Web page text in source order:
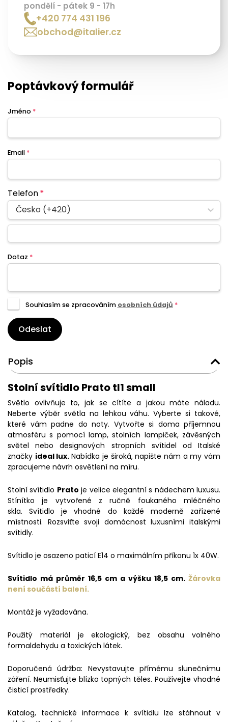
pondělí - pátek 9 - 17h
+420 774 431 196
obchod@italier.cz
Poptávkový formulář
Jméno *
Email *
Telefon*
Česko (+420)
Dotaz *
Souhlasím se zpracováním osobních údajů *
Odeslat
Popis
Stolní svítidlo Prato tl1 small
Světlo ovlivňuje to, jak se cítíte a jakou máte náladu.
Neberte výběr světla na lehkou váhu. Vyberte si takové,
které vám padne do noty. Vytvořte si doma příjemnou
atmosféru s pomocí lamp, stolních lampiček, závěsných
světel nebo designových stropních svítidel od Italské
značky ideal lux.Nabídka je široká, napište nám a my vám
zpracujeme návrh osvětlení na míru.
Stolní svítidlo Prato je velice elegantní s nádechem luxusu.
Stínítko je vytvořené z ručně foukaného mléčného
skla. Svítidlo je vhodné do každé moderně zařízené
místnosti. Rozsviťte svoji domácnost luxusními italskými
svítidly.
Svítidlo je osazeno paticí E14 o maximálním příkonu 1x 40W.
Svítidlo má průměr 16,5 cm a výšku 18,5 cm. Žárovka
není součástí balení.
Montáž je vyžadována.
Použitý materiál je ekologický, bez obsahu volného
formaldehydu a toxických látek.
Doporučená údržba: Nevystavujte přímému slunečnímu
záření. Neumisťujte blízko topných těles. Používejte vhodné
čisticí prostředky.
Katalog, technické informace k svítidlu lze stáhnout v